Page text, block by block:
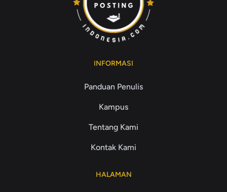
INFORMASI
Panduan Penulis
Kampus
Tentang Kami
Kontak Kami
HALAMAN